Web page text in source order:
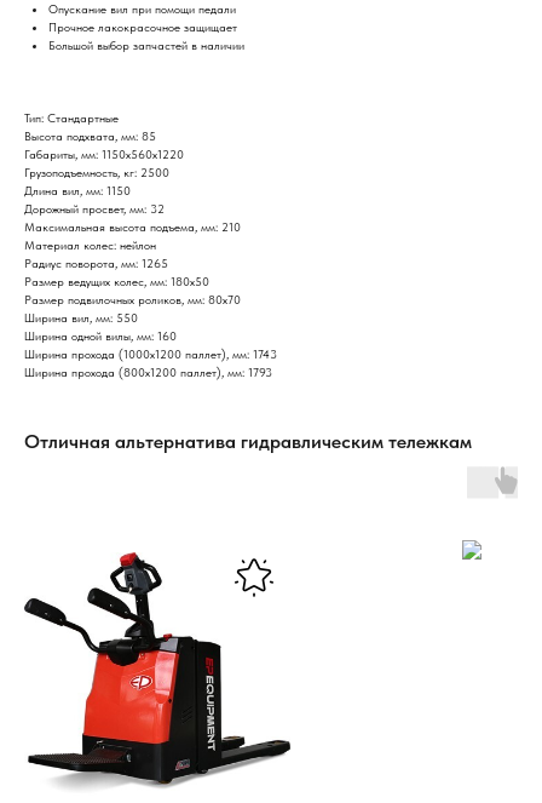
Опускание вил при помощи педали
Прочное лакокрасочное защищает
Большой выбор запчастей в наличии
Тип: Стандартные
Высота подхвата, мм: 85
Габариты, мм: 1150х560х1220
Грузоподъемность, кг: 2500
Длина вил, мм: 1150
Дорожный просвет, мм: 32
Максимальная высота подъема, мм: 210
Материал колес: нейлон
Радиус поворота, мм: 1265
Размер ведущих колес, мм: 180х50
Размер подвилочных роликов, мм: 80х70
Ширина вил, мм: 550
Ширина одной вилы, мм: 160
Ширина прохода (1000х1200 паллет), мм: 1743
Ширина прохода (800х1200 паллет), мм: 1793
Отличная альтернатива гидравлическим тележкам